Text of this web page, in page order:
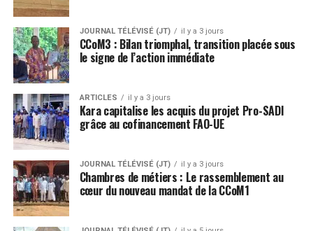
JOURNAL TÉLÉVISÉ (JT) il y a 3 jours
CCoM3 : Bilan triomphal, transition placée sous
le signe de l’action immédiate
ARTICLES il y a 3 jours
Kara capitalise les acquis du projet Pro-SADI
grâce au cofinancement FAO-UE
JOURNAL TÉLÉVISÉ (JT) il y a 3 jours
Chambres de métiers : Le rassemblement au
cœur du nouveau mandat de la CCoM1